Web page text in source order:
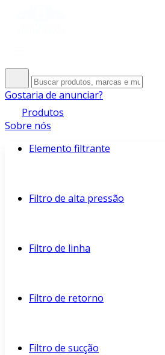
Gostaria de anunciar?
Produtos
Sobre nós
Elemento filtrante
Filtro de alta pressão
Filtro de linha
Filtro de retorno
Filtro de sucção